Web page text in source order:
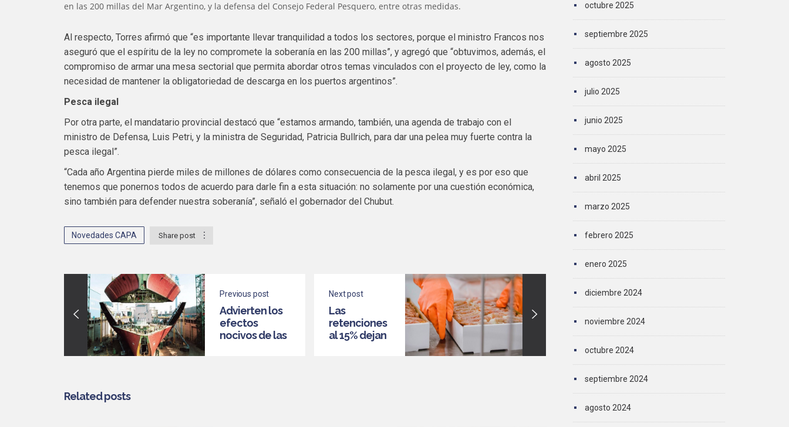
en las 200 millas del Mar Argentino, y la defensa del Consejo Federal Pesquero, entre otras medidas.
Al respecto, Torres afirmó que “es importante llevar tranquilidad a todos los sectores, porque el ministro Francos nos
aseguró que el espíritu de la ley no compromete la soberanía en las 200 millas”, y agregó que “obtuvimos, además, el
compromiso de armar una mesa sectorial que permita abordar otros temas vinculados con el proyecto de ley, como la
necesidad de mantener la obligatoriedad de descarga en los puertos argentinos”.
Pesca ilegal
Por otra parte, el mandatario provincial destacó que “estamos armando, también, una agenda de trabajo con el
ministro de Defensa, Luis Petri, y la ministra de Seguridad, Patricia Bullrich, para dar una pelea muy fuerte contra la
pesca ilegal”.
“Cada año Argentina pierde miles de millones de dólares como consecuencia de la pesca ilegal, y es por eso que
tenemos que ponernos todos de acuerdo para darle fin a esta situación: no solamente por una cuestión económica,
sino también para defender nuestra soberanía”, señaló el gobernador del Chubut.
Novedades CAPA Share post
Previous post
Advierten los
efectos
nocivos de las
Next post
Las
retenciones
al 15% dejan
Related posts
octubre 2025
septiembre 2025
agosto 2025
julio 2025
junio 2025
mayo 2025
abril 2025
marzo 2025
febrero 2025
enero 2025
diciembre 2024
noviembre 2024
octubre 2024
septiembre 2024
agosto 2024